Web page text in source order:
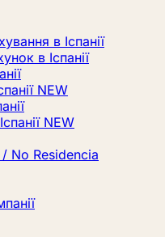
в Іспанії
в Іспанії
NEW
NEW
No Residencia